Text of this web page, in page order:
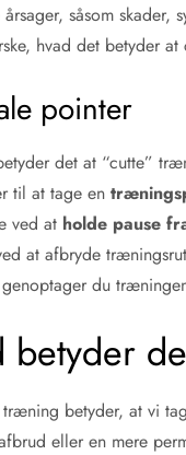
såsom
hvad det betyder
pointer
det at “cutte”
til at tage en
ved at holde pause
at afbryde
du
betyder
betyder, at vi
eller en mere